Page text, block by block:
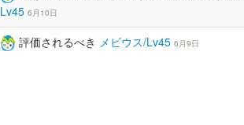
Lv45 6月10日
評価されるべき メビウス/Lv45 6月9日